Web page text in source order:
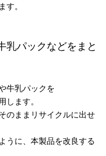
す。
乳パックなどをまと
牛乳パックを
します。
のままリサイクルに出せ
うに、本製品を改良する